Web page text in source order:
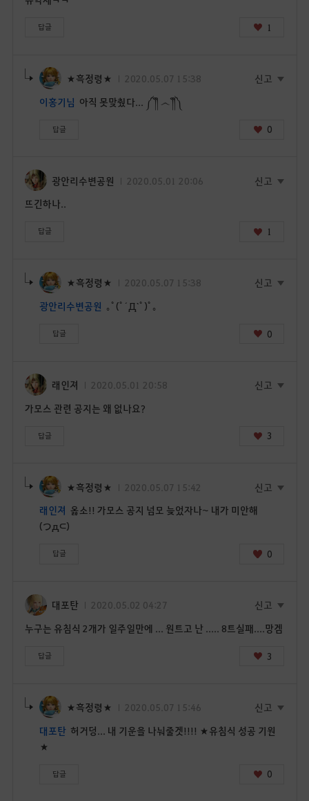
답글 1
★흑정령★ 2020.05.07 15:38
신고
이홍기님 아직 못맞췄다... ༼ ༎ຶ ෴ ༎ຶ༽
답글 0
광안리수변공원 2020.05.01 20:06
신고
뜨긴하나..
답글 1
★흑정령★ 2020.05.07 15:38
신고
광안리수변공원 ｡ﾟ(ﾟ´Д`ﾟ)ﾟ｡
답글 0
래인져 2020.05.01 20:58
신고
가모스 관련 공지는 왜 없나요?
답글 3
★흑정령★ 2020.05.07 15:42
신고
래인져 옳소!! 가모스 공지 넘모 늦었자나~ 내가 미안해
(つд⊂)
답글 0
대포탄 2020.05.02 04:27
신고
누구는 유침식 2개가 일주일만에 ... 원트고 난 ..... 8트실패....망겜
답글 3
★흑정령★ 2020.05.07 15:46
신고
대포탄 허거덩... 내 기운을 나눠줄겟!!!! ★유침식 성공 기원
★
답글 0